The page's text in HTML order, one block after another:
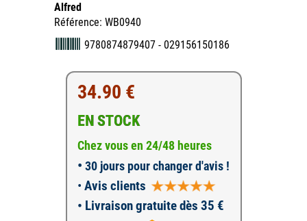
Alfred
Référence: WB0940
9780874879407 - 029156150186
34.90 €
EN STOCK
Chez vous en 24/48 heures
• 30 jours pour changer d'avis !
• Avis clients
• Livraison gratuite dès 35 €